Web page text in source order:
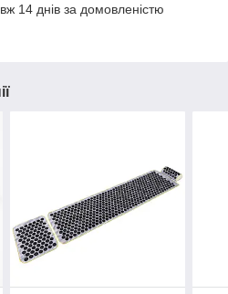
14 днів за домовленістю